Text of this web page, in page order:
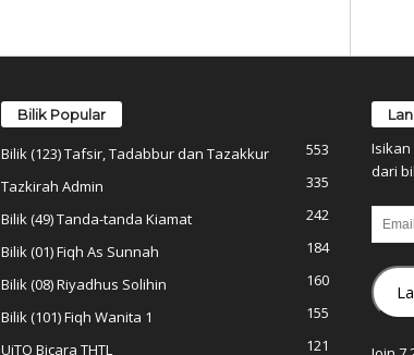
Bilik Popular
Bilik (123) Tafsir, Tadabbur dan Tazakkur
553
Tazkirah Admin
335
Bilik (49) Tanda-tanda Kiamat
242
Bilik (01) Fiqh As Sunnah
184
Bilik (08) Riyadhus Solihin
160
Bilik (101) Fiqh Wanita 1
155
UiTO Bicara THTL
121
dari
Email